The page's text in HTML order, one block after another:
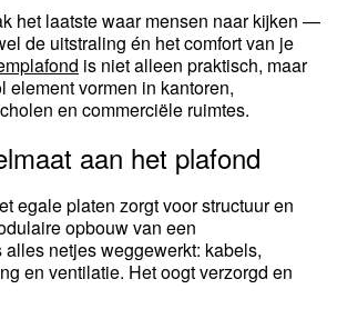
het laatste waar mensen naar kijken —
de uitstraling én het comfort van je
is niet alleen praktisch, maar
element vormen in kantoren,
en commerciële ruimtes.
aan het plafond
egale platen zorgt voor structuur en
opbouw van een
alles netjes weggewerkt: kabels,
en ventilatie. Het oogt verzorgd en